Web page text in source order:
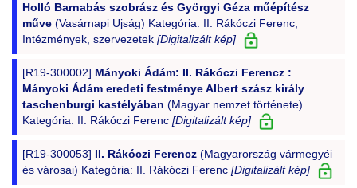
Holló Barnabás szobrász és Györgyi Géza műépítész
műve(Vasárnapi Ujság) Kategória: II. Rákóczi Ferenc,
Intézmények, szervezetek [Digitalizált kép]
[R19-300002] Mányoki Ádám: II. Rákóczi Ferencz :
Mányoki Ádám eredeti festménye Albert szász király
taschenburgi kastélyában (Magyar nemzet története)
Kategória: II. Rákóczi Ferenc [Digitalizált kép]
[R19-300053] II. Rákóczi Ferencz(Magyarország vármegyéi
és városai) Kategória: II. Rákóczi Ferenc [Digitalizált kép]